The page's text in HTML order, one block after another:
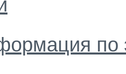
по